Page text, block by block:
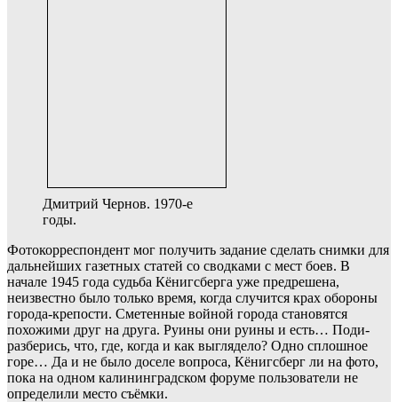
Дмитрий Чернов. 1970-е
годы.
Фотокорреспондент мог получить задание сделать снимки для
дальнейших газетных статей со сводками с мест боев. В
начале 1945 года судьба Кёнигсберга уже предрешена,
неизвестно было только время, когда случится крах обороны
города-крепости. Сметенные войной города становятся
похожими друг на друга. Руины они руины и есть… Поди-
разберись, что, где, когда и как выглядело? Одно сплошное
горе… Да и не было доселе вопроса, Кёнигсберг ли на фото,
пока на одном калининградском форуме пользователи не
определили место съёмки.